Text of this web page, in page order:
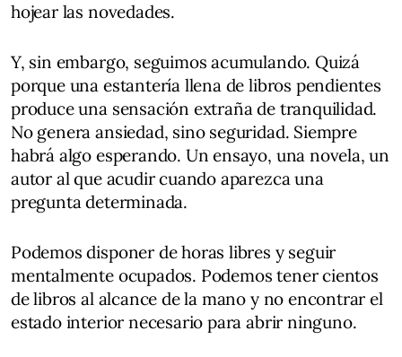
hojear las novedades.
Y, sin embargo, seguimos acumulando. Quizá
porque una estantería llena de libros pendientes
produce una sensación extraña de tranquilidad.
No genera ansiedad, sino seguridad. Siempre
habrá algo esperando. Un ensayo, una novela, un
autor al que acudir cuando aparezca una
pregunta determinada.
Podemos disponer de horas libres y seguir
mentalmente ocupados. Podemos tener cientos
de libros al alcance de la mano y no encontrar el
estado interior necesario para abrir ninguno.